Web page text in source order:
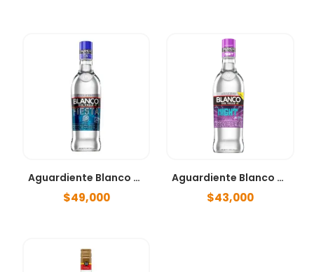
Aguardiente Blanco Fiesta 750ml
$49,000
Aguardiente Blanco Night 750ml
$43,000